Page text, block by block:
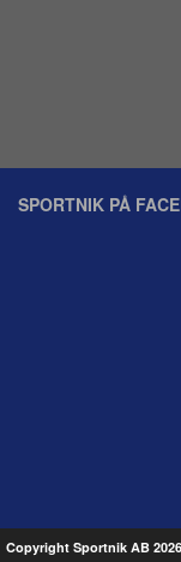
SPORTNIK PÅ
Copyright Sportnik AB 2026